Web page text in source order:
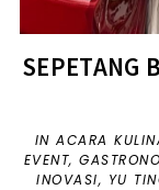
SEPETANG
IN ACARA
EVENT,
INOVASI, YU